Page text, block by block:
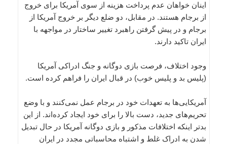
اینان خواهان عدم پرداخت هزینه از سوی آمریکا برای خروج
از برجام هستند. در مقابل، دو ضلع دیگر بر خروج آمریکا از
برجام و در پیش گرفتن راهبرد تغییر ساختار در مواجهه با
ایران تاکید دارند.
وجود اختلاف، فرصت بازی دوگانه و جنگ ادراکی آمریکا
(پلیس بد و پلیس خوب) در قبال ایران را فراهم کرده است.
آمریکایی‌ها به تعهدات خود در برجام عمل نمی‌کنند و با وضع
تحریم‌های جدید، دست بالا را برای خود ایجاد کرده‌اند. از این
بدتر اینکه اختلافات مذکور و بازی دوگانه آمریکا در حال تبدیل
شدن به ادراک غلط و اشتباه محاسباتی مجدد در ایران